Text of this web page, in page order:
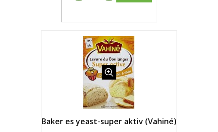
Baker es yeast-super aktiv (Vahiné)